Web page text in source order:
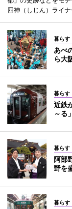
四神（しじん）ライナ
暮らす
あべ
ら大
暮らす
近鉄
～る
暮らす
阿部
野を
暮らす